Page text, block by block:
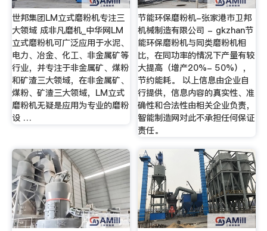
世邦集团LM立式磨粉机专注三
大领域 成非凡磨机_中华网LM
立式磨粉机可广泛应用于水泥、
电力、冶金、化工、非金属矿等
行业，并专注于非金属矿、煤粉
和矿渣三大领域，在非金属矿、
煤粉、矿渣三大领域，LM立式
磨粉机无疑是应用为专业的磨粉
设 …
节能环保磨粉机-张家港市卫邦
机械制造有限公司 - gkzhan节
能环保磨粉机与同类磨粉机相
比，在同功率的情况下产量有较
大提高（增产20%- 50%），
节约能耗。 以上信息由企业自
行提供，信息内容的真实性、准
确性和合法性由相关企业负责，
智能制造网对此不承担任何保证
责任。